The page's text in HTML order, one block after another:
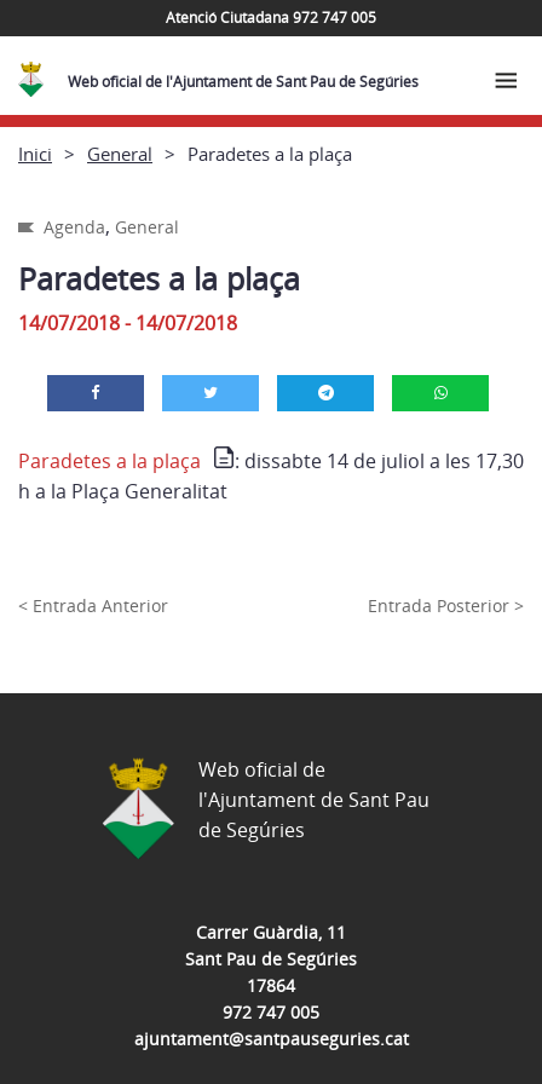
Atenció Ciutadana 972 747 005
Web oficial de l'Ajuntament de Sant Pau de Segúries
Inici General Paradetes a la plaça
Agenda, General
Paradetes a la plaça
14/07/2018 - 14/07/2018
Paradetes a la plaça
: dissabte 14 de juliol a les 17,30
h a la Plaça Generalitat
< Entrada Anterior Entrada Posterior >
Carrer Guàrdia, 11
Sant Pau de Segúries
17864
972 747 005
ajuntament@santpauseguries.cat
Web oficial de
l'Ajuntament de Sant Pau
de Segúries